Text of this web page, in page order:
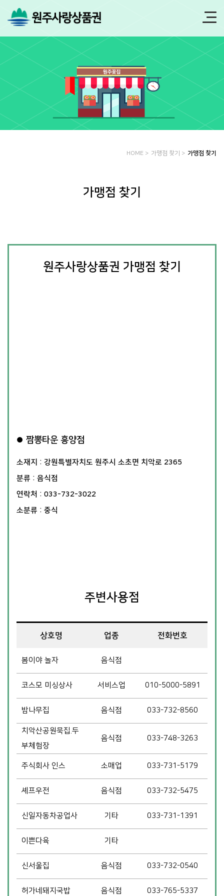
HOME > 가맹점 찾기 > 가맹점 찾기
가맹점 찾기
원주사랑상품권 가맹점 찾기
● 짬뽕타운 흥양점
소재지 : 강원특별자치도 원주시 소초면 치악로 2365
분류 : 음식점
연락처 : 033-732-3022
소분류 : 중식
주변사용점
상호명 업종 전화번호
봄이야 놀자 음식점
코스모 미싱상사 서비스업 010-5000-5891
밤나무집 음식점 033-732-8560
치악산공원묵집.두
부체험장
음식점 033-748-3263
주식회사 인스 소매업 033-731-5179
셰프우전 음식점 033-732-5475
신일자동차공업사 기타 033-731-1391
이쁜다육 기타
신서울집 음식점 033-732-0540
허가네돼지국밥 음식점 033-765-5337